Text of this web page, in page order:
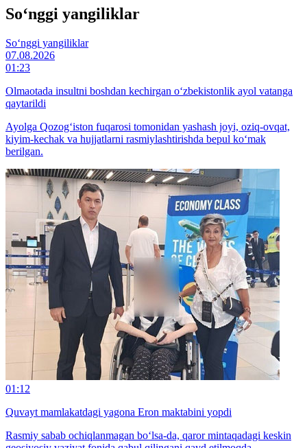
So‘nggi yangiliklar
So‘nggi yangiliklar
07.08.2026
01:23
Olmaotada insultni boshdan kechirgan o‘zbekistonlik ayol vatanga
qaytarildi
Ayolga Qozog‘iston fuqarosi tomonidan yashash joyi, oziq-ovqat,
kiyim-kechak va hujjatlarni rasmiylashtirishda bepul ko‘mak
berilgan.
01:12
Quvayt mamlakatdagi yagona Eron maktabini yopdi
Rasmiy sabab ochiqlanmagan bo‘lsa-da, qaror mintaqadagi keskin